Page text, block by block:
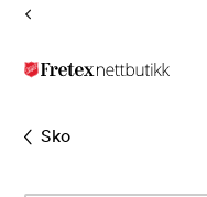
Tilbake
til
Sko